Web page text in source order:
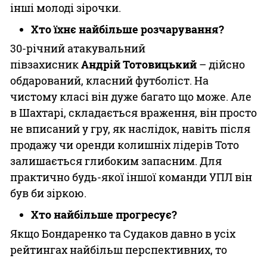
інші молоді зірочки.
Хто їхнє найбільше розчарування?
30-річний атакувальний
півзахисникАндрій Тотовицький – дійсно
обдарований, класний футболіст. На
чистому класі він дуже багато що може. Але
в Шахтарі, складається враження, він просто
не вписаний у гру, як наслідок, навіть після
продажу чи оренди колишніх лідерів Тото
залишається глибоким запасним. Для
практично будь-якої іншої команди УПЛ він
був би зіркою.
Хто найбільше прогресує?
Якщо Бондаренко та Судаков давно в усіх
рейтингах найбільш перспективних, то